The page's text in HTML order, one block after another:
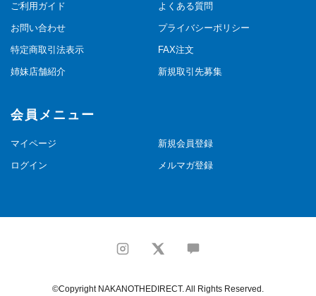
ご利用ガイド よくある質問
お問い合わせ プライバシーポリシー
特定商取引法表示 FAX注文
姉妹店舗紹介 新規取引先募集
会員メニュー
マイページ 新規会員登録
ログイン メルマガ登録
©Copyright NAKANOTHEDIRECT. All Rights Reserved.